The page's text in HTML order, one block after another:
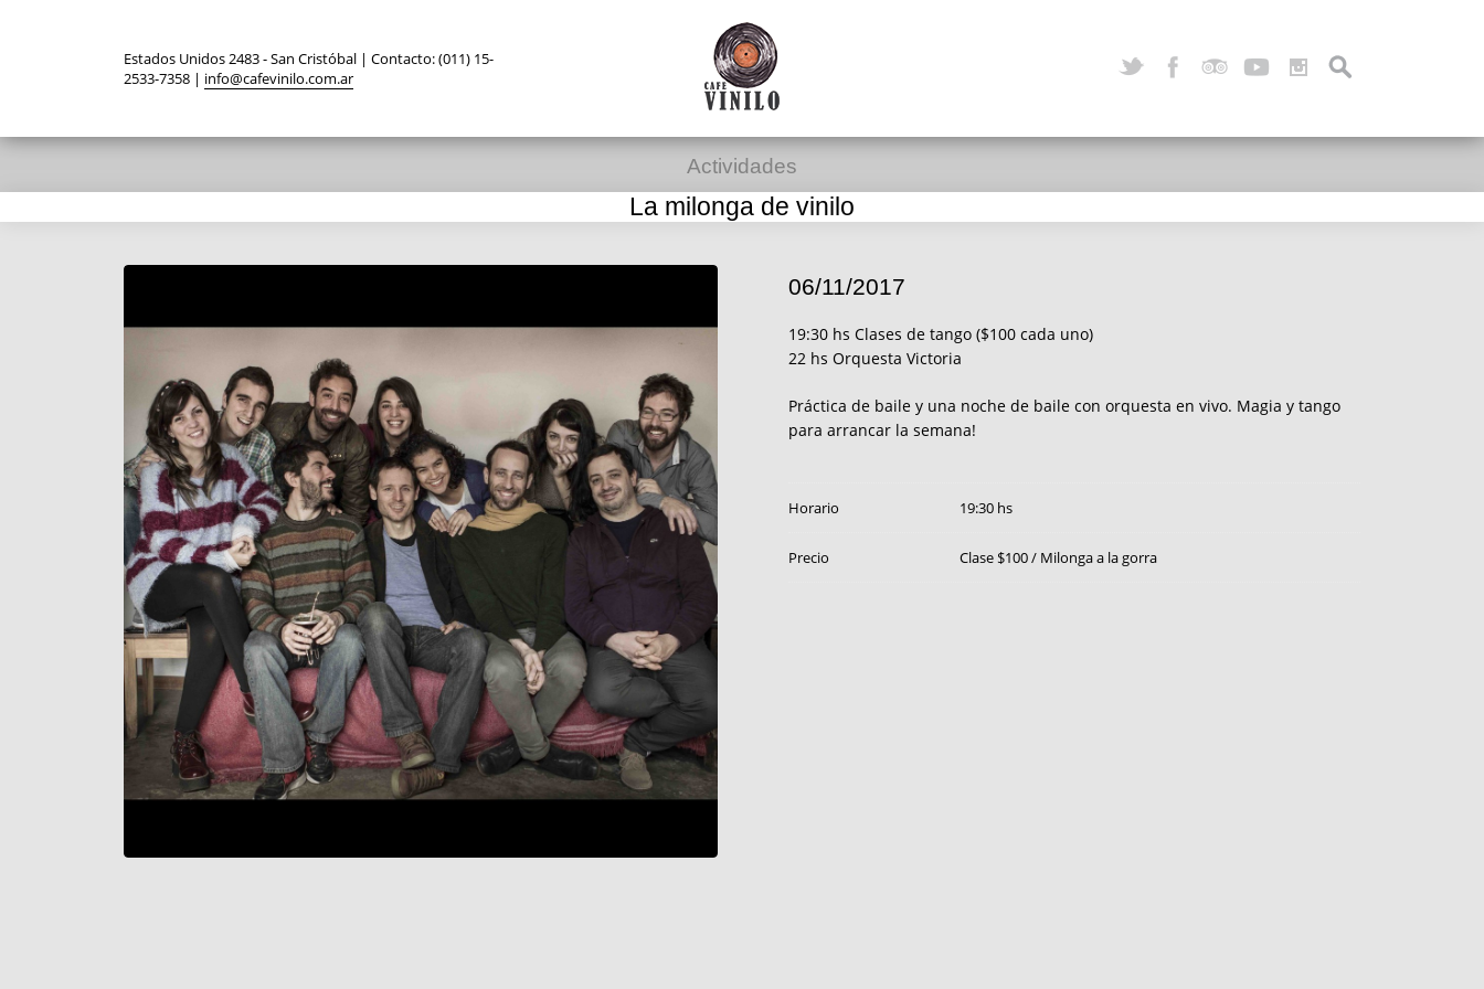
Estados Unidos 2483 - San Cristóbal | Contacto: (011) 15-
2533-7358 | info@cafevinilo.com.ar
Actividades
La milonga de vinilo
06/11/2017
19:30 hs Clases de tango ($100 cada uno)
22 hs Orquesta Victoria
Práctica de baile y una noche de baile con orquesta en vivo. Magia y tango
para arrancar la semana!
Horario 19:30 hs
Precio Clase $100 / Milonga a la gorra